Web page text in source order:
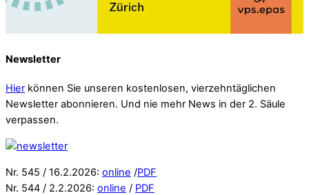
Newsletter
Hier können Sie unseren kostenlosen, vierzehntäglichen
Newsletter abonnieren. Und nie mehr News in der 2. Säule
verpassen.
Nr. 545 / 16.2.2026: online /PDF
Nr. 544 / 2.2.2026: online / PDF